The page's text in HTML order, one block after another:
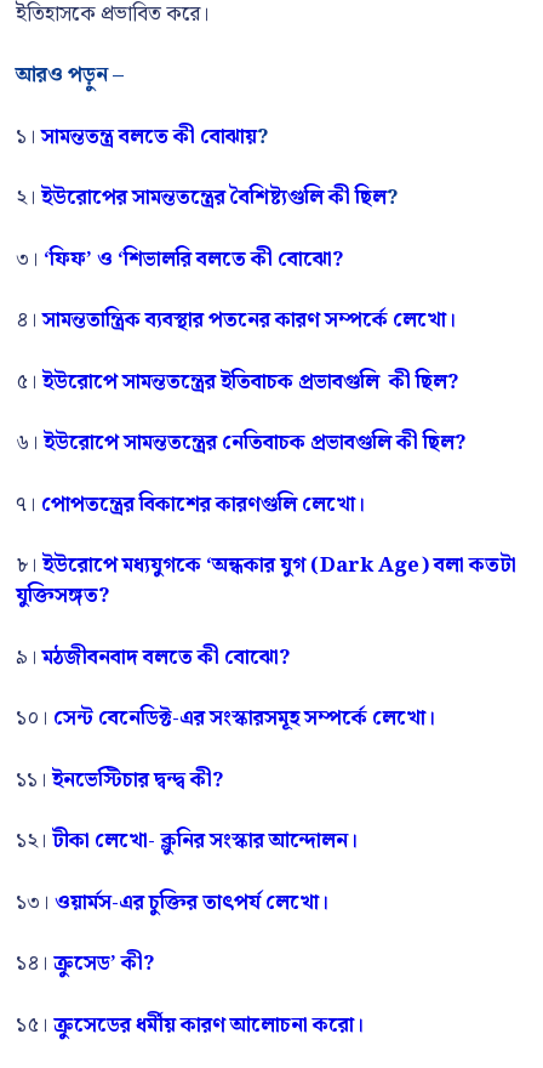
ইতিহাসকে প্রভাবিত করে।
আরও পড়ুন –
১।সামন্ততন্ত্র বলতে কী বোঝায়?
২।ইউরোপের সামন্ততন্ত্রের বৈশিষ্ট্যগুলি কী ছিল?
৩। ‘ফিফ’ ও ‘শিভালরি বলতে কী বোঝো?
৪।সামন্ততান্ত্রিক ব্যবস্থার পতনের কারণ সম্পর্কে লেখো।
৫।ইউরোপে সামন্ততন্ত্রের ইতিবাচক প্রভাবগুলি কী ছিল?
৬।ইউরোপে সামন্ততন্ত্রের নেতিবাচক প্রভাবগুলি কী ছিল?
৭। পোপতন্ত্রের বিকাশের কারণগুলি লেখো।
৮।ইউরোপে মধ্যযুগকে ‘অন্ধকার যুগ (Dark Age) বলা কতটা
যুক্তিসঙ্গত?
৯।মঠজীবনবাদ বলতে কী বোঝো?
১০। সেন্ট বেনেডিক্ট-এর সংস্কারসমূহ সম্পর্কে লেখো।
১১।ইনভেস্টিচার দ্বন্দ্ব কী?
১২। টীকা লেখো- ক্লুনির সংস্কার আন্দোলন।
১৩। ওয়ার্মস-এর চুক্তির তাৎপর্য লেখো।
১৪। ক্রুসেড’ কী?
১৫। ক্রুসেডের ধর্মীয় কারণ আলোচনা করো।